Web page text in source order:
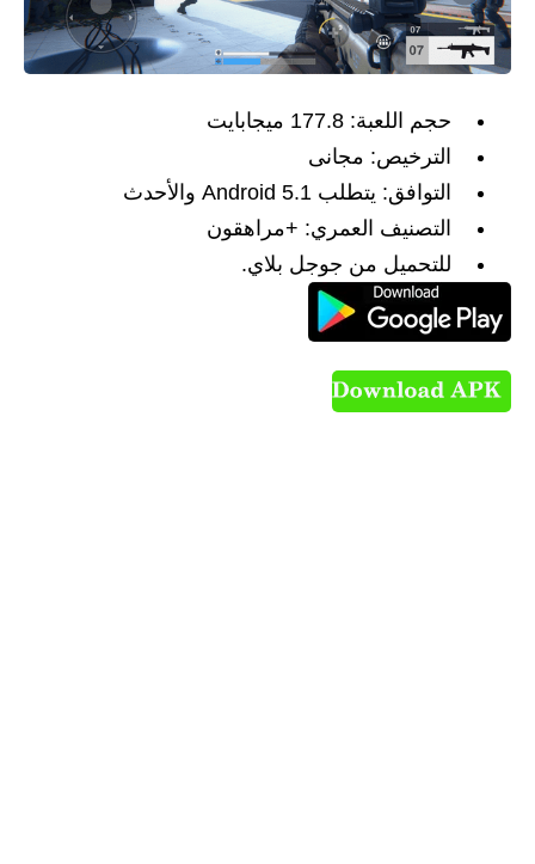
حجم اللعبة: 177.8 ميجابايت
الترخيص: مجانى
التوافق: يتطلب Android 5.1 والأحدث
التصنيف العمري: +مراهقون
للتحميل من جوجل بلاي.